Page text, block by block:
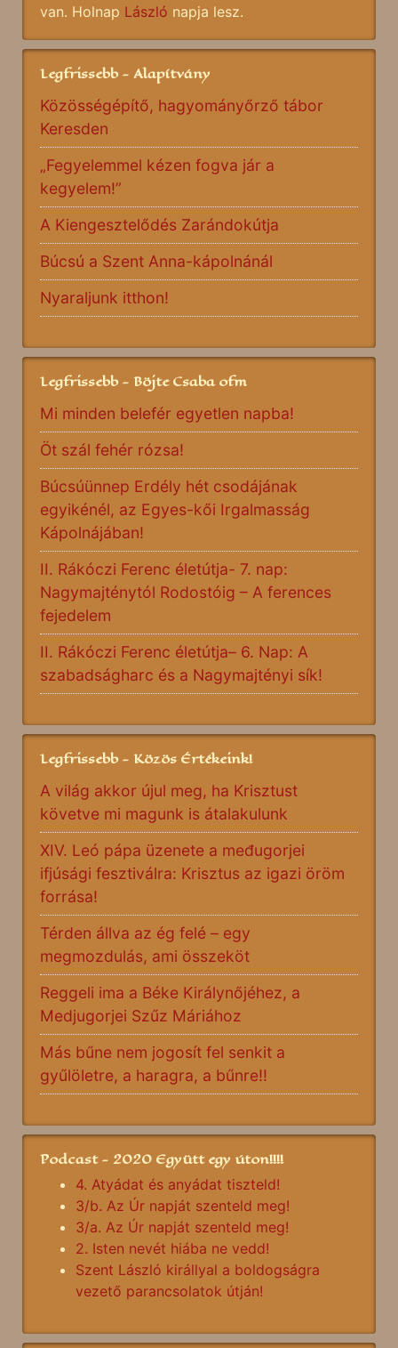
van. Holnap László napja lesz.
Legfrissebb - Alapítvány
Közösségépítő, hagyományőrző tábor
Keresden
„Fegyelemmel kézen fogva jár a
kegyelem!”
A Kiengesztelődés Zarándokútja
Búcsú a Szent Anna-kápolnánál
Nyaraljunk itthon!
Legfrissebb - Böjte Csaba ofm
Mi minden belefér egyetlen napba!
Öt szál fehér rózsa!
Búcsúünnep Erdély hét csodájának
egyikénél, az Egyes-kői Irgalmasság
Kápolnájában!
II. Rákóczi Ferenc életútja- 7. nap:
Nagymajténytól Rodostóig – A ferences
fejedelem
II. Rákóczi Ferenc életútja– 6. Nap: A
szabadságharc és a Nagymajtényi sík!
Legfrissebb - Közös Értékeink!
A világ akkor újul meg, ha Krisztust
követve mi magunk is átalakulunk
XIV. Leó pápa üzenete a međugorjei
ifjúsági fesztiválra: Krisztus az igazi öröm
forrása!
Térden állva az ég felé – egy
megmozdulás, ami összeköt
Reggeli ima a Béke Királynőjéhez, a
Medjugorjei Szűz Máriához
Más bűne nem jogosít fel senkit a
gyűlöletre, a haragra, a bűnre!!
Podcast - 2020 Együtt egy úton!!!!
4. Atyádat és anyádat tiszteld!
3/b. Az Úr napját szenteld meg!
3/a. Az Úr napját szenteld meg!
2. Isten nevét hiába ne vedd!
Szent László királlyal a boldogságra
vezető parancsolatok útján!